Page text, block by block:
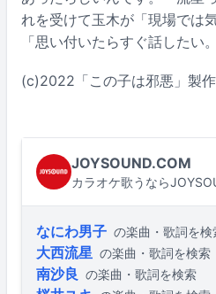
れを受けて玉木が「現場では
「思い付いたらすぐ話したい
(c)2022「この子は邪悪」製
JOYSOUND.COM
カラオケ歌うなら
なにわ男子 の楽曲・歌詞を検
大西流星 の楽曲・歌詞を検索
南沙良 の楽曲・歌詞を検索